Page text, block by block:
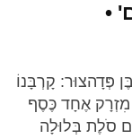
•
פְּדָהצוּר: קָרְבָּנוֹ
אֶחָד כֶּסֶף
סֹלֶת בְּלוּלָה